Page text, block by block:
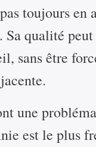
toujours en
qualité
sans être
une
est le plus